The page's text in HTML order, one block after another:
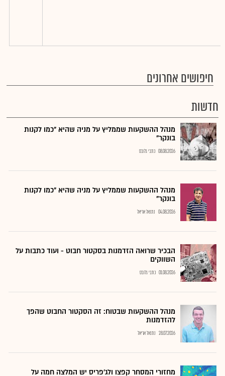
חיפושים אחרונים
חדשות
מנהל ההשקעות שממליץ על מניה שהיא "כמו לקנות
בונקר"
08.08.2026 כתבי גלובס
מנהל ההשקעות שממליץ על מניה שהיא "כמו לקנות
בונקר"
04.08.2026 נתנאל אריאל
הבכיר שרואה הזדמנות בסקטור חבוט - ועוד כתבות על
השווקים
01.08.2026 כתבי גלובס
מנהל ההשקעות שבטוח: זה הסקטור החבוט שהפך
להזדמנות
28.07.2026 נתנאל אריאל
מחזורי המסחר קפצו ולג'פריס יש המלצה חמה על